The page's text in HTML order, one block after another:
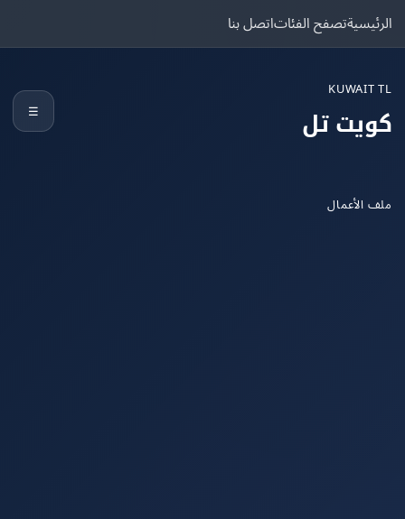
تصفح الفئاتاتصل بنا
تل